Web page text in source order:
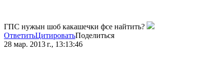
ГПС нужын шоб какашечки фсе найтить?
ОтветитьЦитироватьПоделиться
28 мар. 2013 г., 13:13:46